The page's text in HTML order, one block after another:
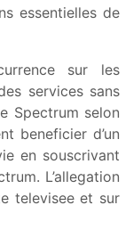
essentielles de
sur les
services sans
Spectrum selon
beneficier d’un
en souscrivant
L’allegation
televisee et sur